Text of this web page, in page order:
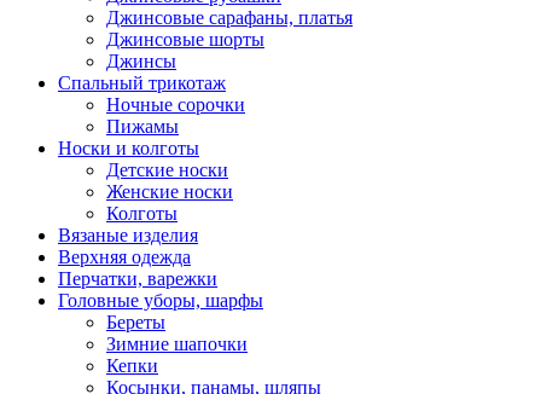
Джинсовые сарафаны, платья
Джинсовые шорты
Джинсы
Спальный трикотаж
Ночные сорочки
Пижамы
Носки и колготы
Детские носки
Женские носки
Колготы
Вязаные изделия
Верхняя одежда
Перчатки, варежки
Головные уборы, шарфы
Береты
Зимние шапочки
Кепки
Косынки, панамы, шляпы